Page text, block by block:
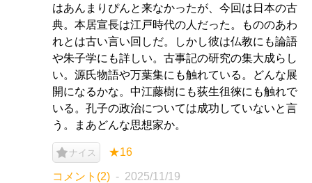
はあんまりぴんと来なかったが、今回は日本の古
典。本居宣長は江戸時代の人だった。もののあわ
れとは古い言い回しだ。しかし彼は仏教にも論語
や朱子学にも詳しい。古事記の研究の集大成らし
い。源氏物語や万葉集にも触れている。どんな展
開になるかな。中江藤樹にも荻生徂徠にも触れで
いる。孔子の政治については成功していないと言
う。まあどんな思想家か。
ナイス ★16
コメント(2) 2025/11/19